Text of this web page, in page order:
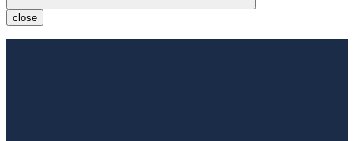
close